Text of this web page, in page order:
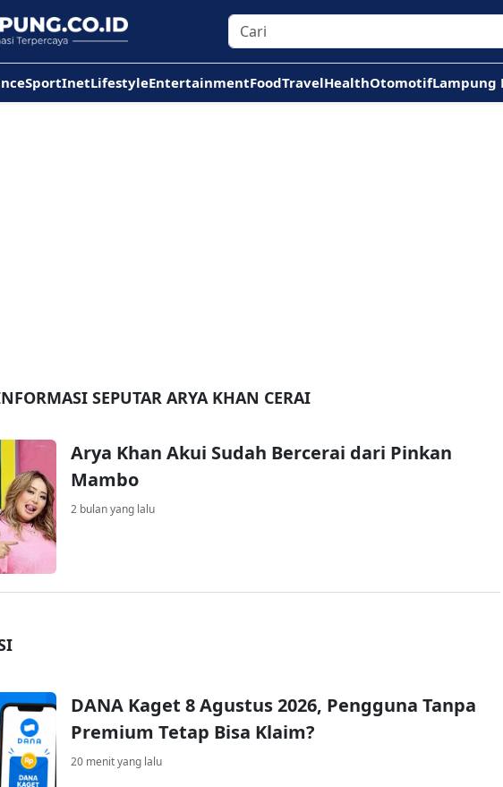
SportInetLifestyleEntertainmentFoodTravelHealthOtomotifLampung
SEPUTAR ARYA KHAN CERAI
Arya Khan Akui Sudah Bercerai dari Pinkan
Mambo
2 bulan yang lalu
DANA Kaget 8 Agustus 2026, Pengguna Tanpa
Premium Tetap Bisa Klaim?
20 menit yang lalu